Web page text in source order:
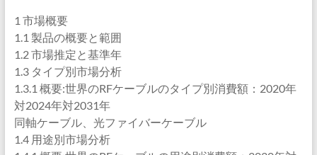
1 市場概要
1.1 製品の概要と範囲
1.2 市場推定と基準年
1.3 タイプ別市場分析
1.3.1 概要:世界のRFケーブルのタイプ別消費額：2020年
対2024年対2031年
同軸ケーブル、光ファイバーケーブル
1.4 用途別市場分析